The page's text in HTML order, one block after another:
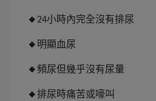
🔸24小時內完全沒有排尿
🔸 明顯血尿
🔸頻尿但幾乎沒有尿量
🔸排尿時痛苦或嚎叫